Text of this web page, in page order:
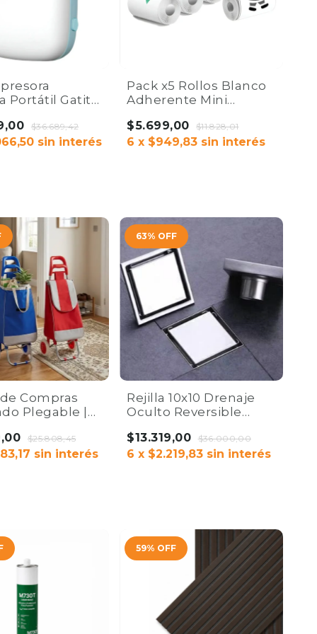
Portátil Gatito
$36.689,42
sin interés
Pack x5 Rollos Blanco
Adherente Mini
57mm x3m | Home Co.
$5.699,00 $11.828,01
6 x $949,83 sin interés
Compras
Plegable |
$25.808,45
sin interés
63% OFF
Rejilla 10x10 Drenaje
Oculto Reversible
Home Co.
$13.319,00 $36.000,00
6 x $2.219,83 sin interés
59% OFF